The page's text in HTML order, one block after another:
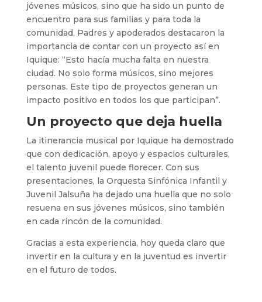
jóvenes músicos, sino que ha sido un punto de
encuentro para sus familias y para toda la
comunidad. Padres y apoderados destacaron la
importancia de contar con un proyecto así en
Iquique: “Esto hacía mucha falta en nuestra
ciudad. No solo forma músicos, sino mejores
personas. Este tipo de proyectos generan un
impacto positivo en todos los que participan”.
Un proyecto que deja huella
La itinerancia musical por Iquique ha demostrado
que con dedicación, apoyo y espacios culturales,
el talento juvenil puede florecer. Con sus
presentaciones, la Orquesta Sinfónica Infantil y
Juvenil Jalsuña ha dejado una huella que no solo
resuena en sus jóvenes músicos, sino también
en cada rincón de la comunidad.
Gracias a esta experiencia, hoy queda claro que
invertir en la cultura y en la juventud es invertir
en el futuro de todos.